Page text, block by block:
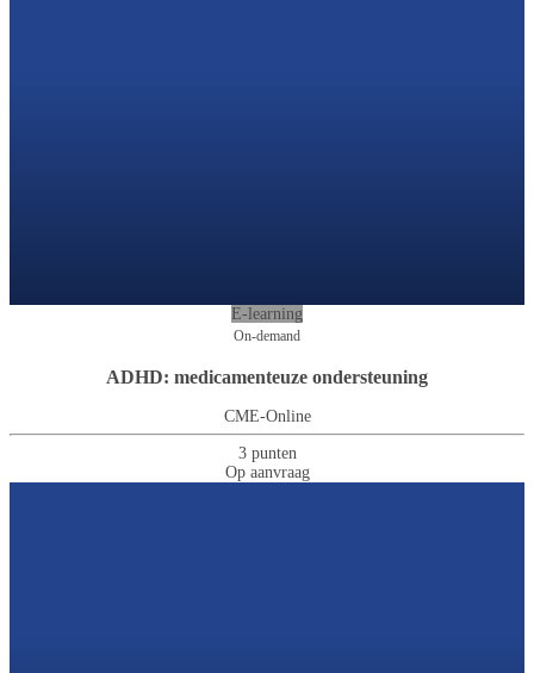
E-learning
On-demand
ADHD: medicamenteuze ondersteuning
CME-Online
3 punten
Op aanvraag